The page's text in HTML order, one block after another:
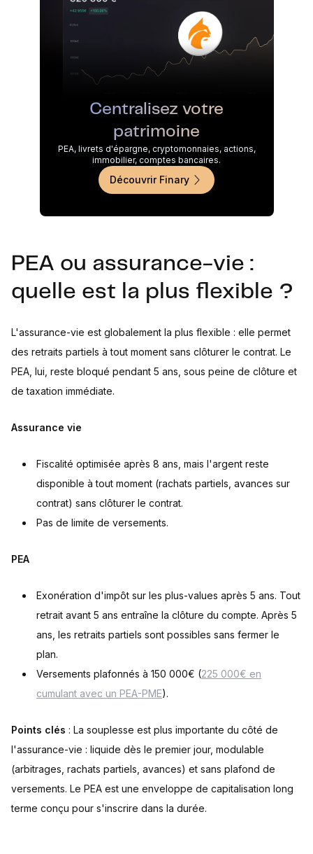
Centralisez votre
patrimoine
PEA, livrets d'épargne, cryptomonnaies, actions,
immobilier, comptes bancaires.
Découvrir Finary
PEA ou assurance-vie :
quelle est la plus flexible ?
L'assurance-vie est globalement la plus flexible : elle permet
des retraits partiels à tout moment sans clôturer le contrat. Le
PEA, lui, reste bloqué pendant 5 ans, sous peine de clôture et
de taxation immédiate.
Assurance vie
Fiscalité optimisée après 8 ans, mais l'argent reste
disponible à tout moment (rachats partiels, avances sur
contrat) sans clôturer le contrat.
Pas de limite de versements.
PEA
Exonération d'impôt sur les plus-values après 5 ans. Tout
retrait avant 5 ans entraîne la clôture du compte. Après 5
ans, les retraits partiels sont possibles sans fermer le
plan.
Versements plafonnés à 150 000€ (225 000€ en
cumulant avec un PEA-PME).
Points clés : La souplesse est plus importante du côté de
l'assurance-vie : liquide dès le premier jour, modulable
(arbitrages, rachats partiels, avances) et sans plafond de
versements. Le PEA est une enveloppe de capitalisation long
terme conçu pour s'inscrire dans la durée.